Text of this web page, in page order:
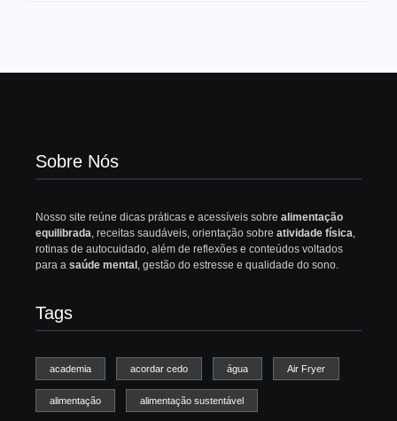
Sobre Nós
Nosso site reúne dicas práticas e acessíveis sobre alimentação
equilibrada, receitas saudáveis, orientação sobre atividade física,
rotinas de autocuidado, além de reflexões e conteúdos voltados
para a saúde mental , gestão do estresse e qualidade do sono.
Tags
academia acordar cedo água Air Fryer
alimentação alimentação sustentável